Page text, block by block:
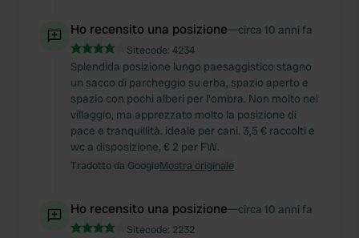
Ho recensito una posizione—circa 10 anni fa
Sitecode: 4234
Splendida posizione lungo paesaggistico stagno
un sacco di parcheggio su erba, spazio aperto e
spazio con pochi alberi per l'ombra. Non molto nel
villaggio, ma apprezzato molto la posizione di
pace e tranquillità. ideale per cani. 3,5 € raccolti e
wc a disposizione, € 2 per FW.
Tradotto da GoogleMostra originale
Ho recensito una posizione—circa 10 anni fa
Sitecode: 2232